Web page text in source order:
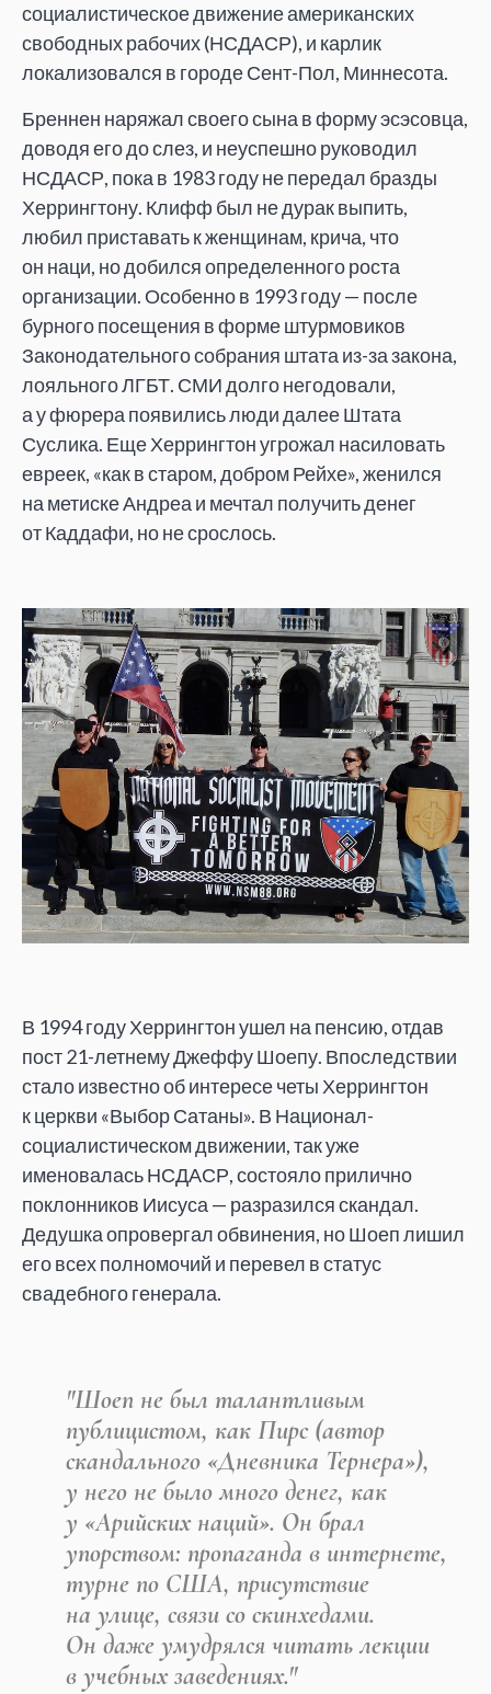
социалистическое движение американских
свободных рабочих (НСДАСР), и карлик
локализовался в городе Сент-Пол, Миннесота.
Бреннен наряжал своего сына вформу эсэсовца,
доводя его дослез, и неуспешно руководил
НСДАСР, пока в 1983 году непередал бразды
Херрингтону. Клифф был недурак выпить,
любил приставать кженщинам, крича, что
он наци, нодобился определенного роста
организации. Особенно в 1993 году— после
бурного посещения вформе штурмовиков
Законодательного собрания штата из-за закона,
лояльного ЛГБТ. СМИ долго негодовали,
ауфюрера появились люди далее Штата
Суслика. Еще Херрингтон угрожал насиловать
евреек, «как встаром, добром Рейхе», женился
на метиске Андреа и мечтал получить денег
отКаддафи, нонесрослось.
В 1994 году Херрингтон ушел на пенсию, отдав
пост 21-летнему Джеффу Шоепу. Впоследствии
стало известно обинтересе четы Херрингтон
кцеркви «Выбор Сатаны». В Национал-
социалистическом движении, так уже
именовалась НСДАСР, состояло прилично
поклонников Иисуса — разразился скандал.
Дедушка опровергал обвинения, ноШоеп лишил
его всех полномочий и перевел встатус
свадебного генерала.
"Шоеп не был талантливым
публицистом, как Пирс (автор
скандального «Дневника Тернера»),
у него не было много денег, как
у «Арийских наций». Он брал
упорством: пропаганда в интернете,
турне по США, присутствие
на улице, связи со скинхедами.
Он даже умудрялся читать лекции
в учебных заведениях."